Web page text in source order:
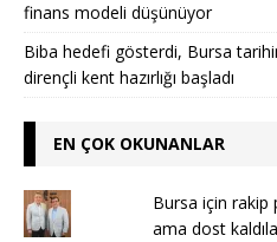
finans modeli düşünüyor
Biba hedefi gösterdi, Bursa
dirençli kent hazırlığı başladı
EN ÇOK OKUNANLAR
Bursa için rakip
ama dost